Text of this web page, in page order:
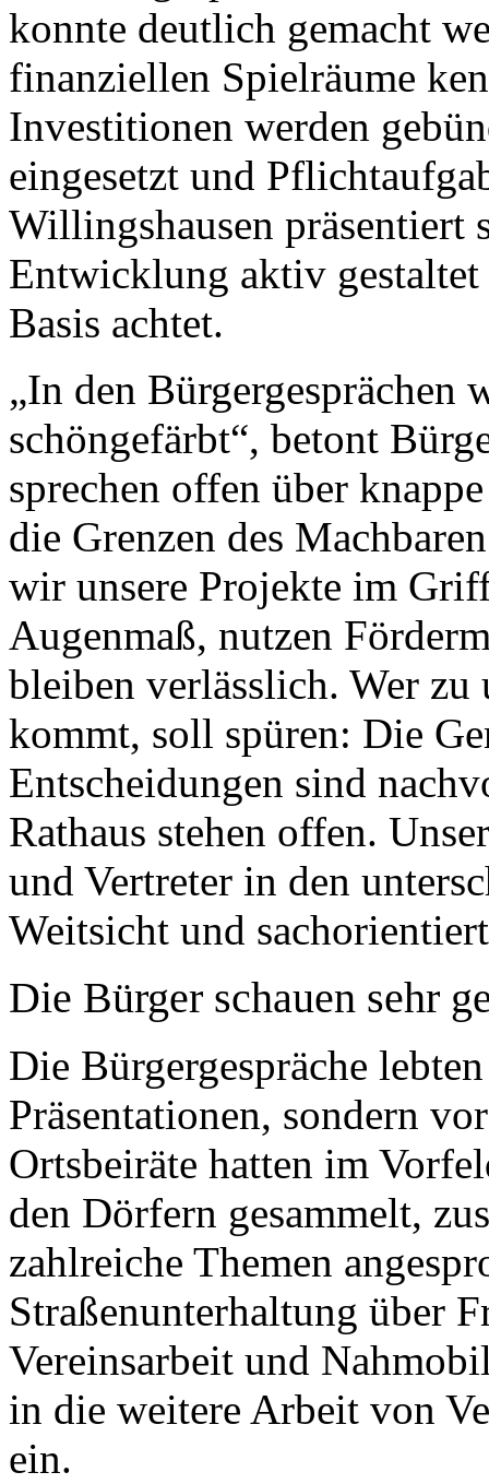
konnte deutlich gemacht
finanziellen Spielräume
Investitionen werden
eingesetzt und
Willingshausen präsentiert
Entwicklung aktiv
Basis achtet.
„In den Bürgergesprächen
schöngefärbt“, betont
sprechen offen über
die Grenzen des
wir unsere Projekte im
Augenmaß, nutzen
bleiben verlässlich. Wer zu
kommt, soll spüren: Die
Entscheidungen sind
Rathaus stehen offen.
und Vertreter in den
Weitsicht und
Die Bürger schauen sehr
Die Bürgergespräche
Präsentationen, sondern
Ortsbeiräte hatten im
den Dörfern gesammelt,
zahlreiche Themen
Straßenunterhaltung über
Vereinsarbeit und
in die weitere Arbeit von
ein.